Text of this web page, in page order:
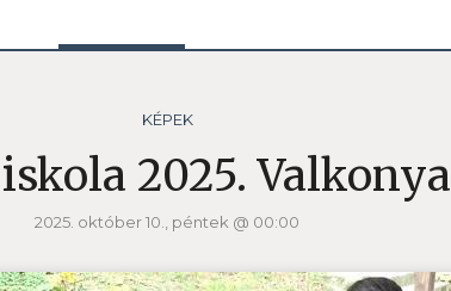
KÉPEK
2025. Valkonya
2025. október 10., péntek @ 00:00